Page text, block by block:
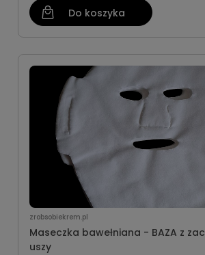
Do koszyka
zrobsobiekrem.pl
Maseczka bawełniana - BAZA z
uszy